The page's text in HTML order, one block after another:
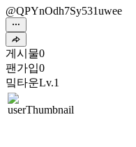
@QPYnOdh7Sy531uwee
게시물0
팬가입0
밐타운Lv.1